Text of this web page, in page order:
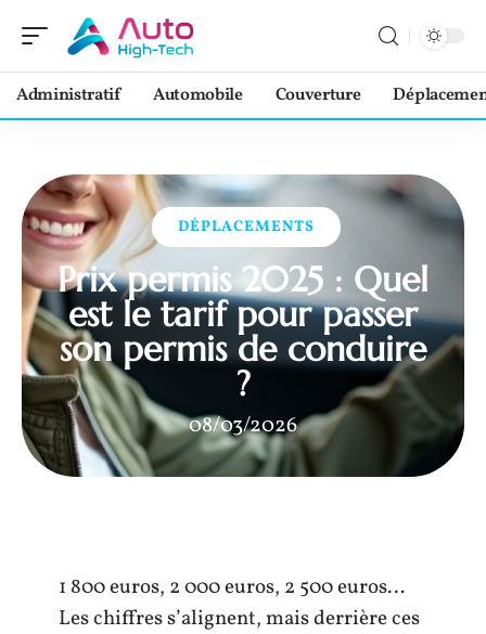
Administratif Automobile Couverture
DÉPLACEMENTS
Prix permis 2025 : Quel
est le tarif pour passer
son permis de conduire
?
08/03/2026
1 800 euros, 2 000 euros, 2 500 euros…
Les chiffres s’alignent, mais derrière ces